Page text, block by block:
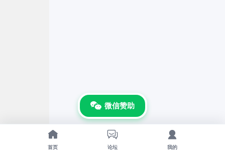
微信赞助

首页

论坛

我的